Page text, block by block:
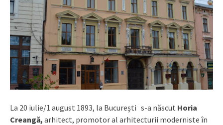
La 20 iulie/1 august 1893, la București s-a născut Horia
Creangă, arhitect, promotor al arhitecturii moderniste în